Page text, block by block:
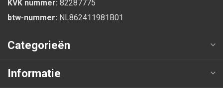
KVK nummer: 82287775
btw-nummer: NL862411981B01
Categorieën
Informatie